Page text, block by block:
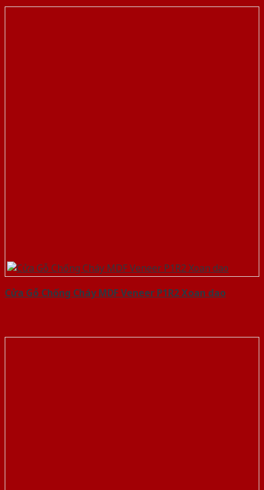
Cửa Gỗ Chống Cháy MDF Veneer P1R2 Xoan dao